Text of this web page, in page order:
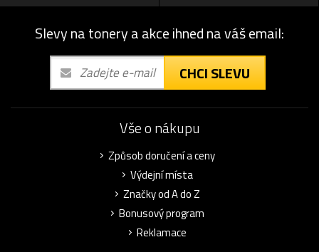
Slevy na tonery a akce ihned na váš email:
CHCI SLEVU
Vše o nákupu
Způsob doručení a ceny
Výdejní místa
Značky od A do Z
Bonusový program
Reklamace